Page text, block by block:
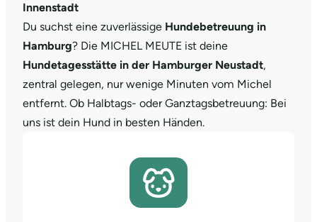
Innenstadt
Du suchst eine zuverlässige Hundebetreuung in
Hamburg? Die MICHEL MEUTE ist deine
Hundetagesstätte in der Hamburger Neustadt,
zentral gelegen, nur wenige Minuten vom Michel
entfernt. Ob Halbtags- oder Ganztagsbetreuung: Bei
uns ist dein Hund in besten Händen.